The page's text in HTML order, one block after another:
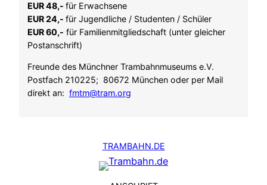
EUR 48,- für Erwachsene
EUR 24,- für Jugendliche / Studenten / Schüler
EUR 60,- für Familienmitgliedschaft (unter gleicher
Postanschrift)
Freunde des Münchner Trambahnmuseums e.V.
Postfach 210225; 80672 München oder per Mail
direkt an: fmtm@tram.org
TRAMBAHN.DE